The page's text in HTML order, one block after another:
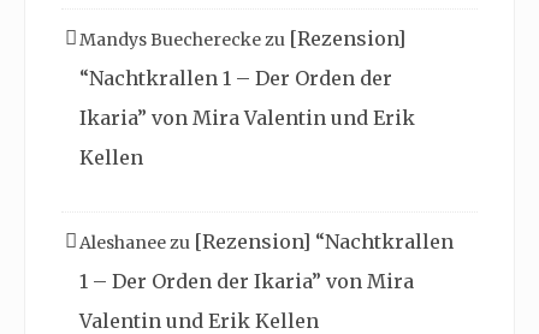
Mandys Buechereckezu [Rezension]
“Nachtkrallen 1 – Der Orden der
Ikaria” von Mira Valentin und Erik
Kellen
Aleshaneezu [Rezension] “Nachtkrallen
1 – Der Orden der Ikaria” von Mira
Valentin und Erik Kellen